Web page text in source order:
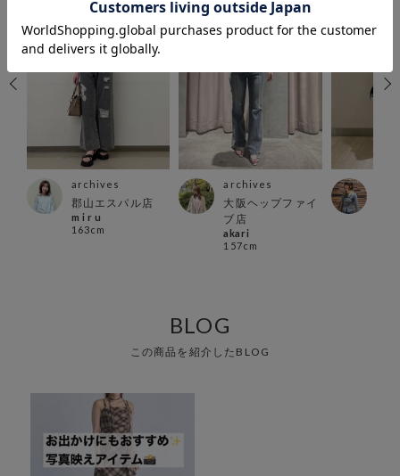
archives
郡山エスパル店
m i r u
163cm
archives
大阪ヘップファイ
ブ店
akari
157cm
BLOG
この商品を紹介したBLOG